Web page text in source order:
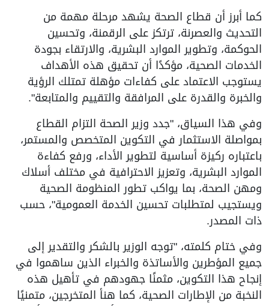
كما أبرز أن قطاع الصحة يشهد مرحلة مهمة من
التحديث والعصرنة، ترتكز على الرقمنة، وتحسين
الحوكمة، وتطوير الموارد البشرية، والارتقاء بجودة
الخدمات الصحية، مؤكدًا أن تحقيق هذه الأهداف
يستوجب الاعتماد على كفاءات مؤهلة تمتلك الرؤية
والخبرة والقدرة على المرافقة والتقييم والمتابعة".
وفي هذا السياق، "جدد وزير الصحة التزام القطاع
بمواصلة الاستثمار في التكوين المتخصص والمستمر،
باعتباره ركيزة أساسية لتطوير الأداء، ورفع كفاءة
الموارد البشرية، وتعزيز الاحترافية في مختلف أسلاك
ومهن الصحة، بما يواكب تطور المنظومة الصحية
ويستجيب لمتطلبات تحسين الخدمة العمومية"، حسب
ذات المصدر.
وفي ختام كلمته، "توجه الوزير بالشكر والتقدير إلى
جميع المؤطرين والأساتذة والخبراء الذين ساهموا في
إنجاح هذا التكوين، مثمنًا جهودهم في تأهيل هذه
النخبة من الإطارات الصحية، كما هنأ المتخرجين، متمنيًا